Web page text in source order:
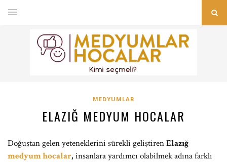
MEDYUMLAR
ELAZIĞ MEDYUM HOCALAR
Doğuştan gelen yeteneklerini sürekli geliştirenElazığ
medyum hocalar,insanlara yardımcı olabilmek adına farklı